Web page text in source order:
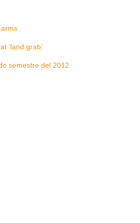
‘land grab’
semestre del 2012